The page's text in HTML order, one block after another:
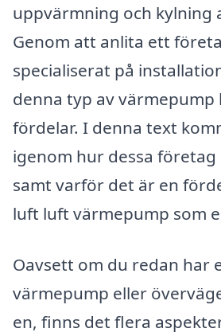
uppvärmning och kylning
Genom att anlita ett
specialiserat på
denna typ av värmepump
fördelar. I denna text
igenom hur dessa företag
samt varför det är en
luft luft värmepump som
Oavsett om du redan har
värmepump eller
en, finns det flera